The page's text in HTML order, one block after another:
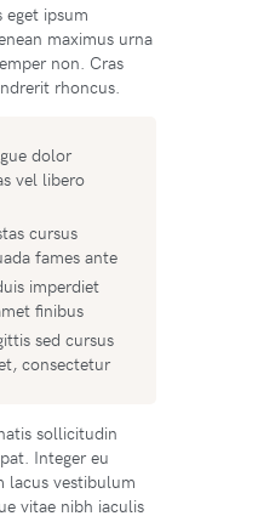
eget ipsum
maximus urna
non. Cras
rhoncus.
dolor
vel libero
cursus
fames ante
imperdiet
finibus
sed cursus
consectetur
sollicitudin
Integer eu
lacus vestibulum
vitae nibh iaculis